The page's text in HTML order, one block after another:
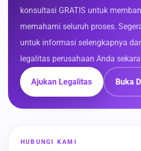
konsultasi GRATIS untuk
memahami seluruh proses.
untuk informasi selengkapnya
legalitas perusahaan Anda
Ajukan Legalitas Buka
HUBUNGI KAMI